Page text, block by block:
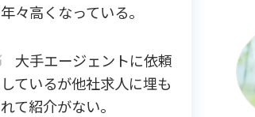
年々高くなっている。
大手エージェントに依頼
しているが他社求人に埋も
れて紹介がない。